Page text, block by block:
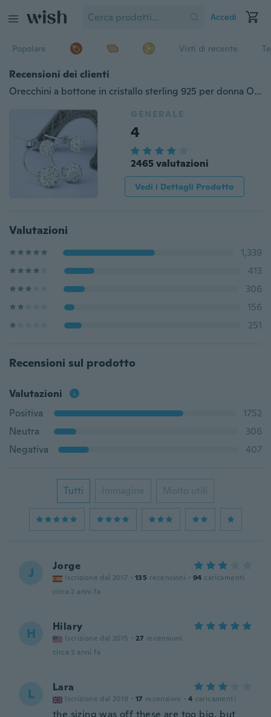
Accedi
Popolare Visti di recente
Recensioni dei clienti
Orecchini a bottone in cristallo sterling 925 per donna Orecchini a forma di palla di alta qualità
GENERALE
4
2465 valutazioni
Vedi i Dettagli Prodotto
Valutazioni
1,339
413
306
156
251
Recensioni sul prodotto
Valutazioni
Positiva
1752
Neutra
306
Negativa
407
Tutti Immagine Molto utili
J Jorge
Iscrizione dal 2017 · 135 recensioni · 94 caricamenti
circa 2 anni fa
H Hilary
Iscrizione dal 2015 · 27 recensioni
circa 3 anni fa
L Lara
Iscrizione dal 2019 · 17 recensioni · 4 caricamenti
the sizing was off these are too big, but